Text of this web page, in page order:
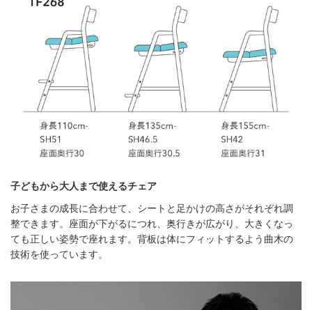
子どもから大人まで使えるチェア
お子さまの成長に合わせて、シートと足かけの高さがそれぞれ調
整できます。座面が下がるにつれ、奥行きが広がり、大きくなっ
ても正しい姿勢で座れます。背板は体にフィットするよう曲木の
技術を使っています。